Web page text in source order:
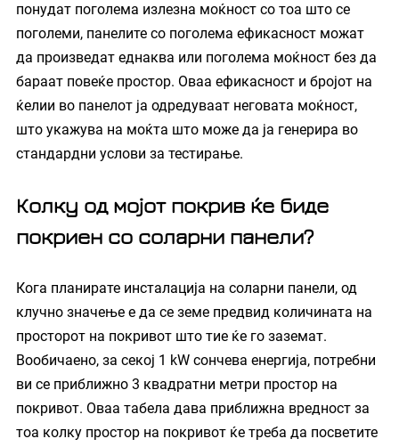
понудат поголема излезна моќност со тоа што се
поголеми, панелите со поголема ефикасност можат
да произведат еднаква или поголема моќност без да
бараат повеќе простор. Оваа ефикасност и бројот на
ќелии во панелот ја одредуваат неговата моќност,
што укажува на моќта што може да ја генерира во
стандардни услови за тестирање.
Колку од мојот покрив ќе биде
покриен со соларни панели?
Кога планирате инсталација на соларни панели, од
клучно значење е да се земе предвид количината на
просторот на покривот што тие ќе го заземат.
Вообичаено, за секој 1 kW сончева енергија, потребни
ви се приближно 3 квадратни метри простор на
покривот. Оваа табела дава приближна вредност за
тоа колку простор на покривот ќе треба да посветите